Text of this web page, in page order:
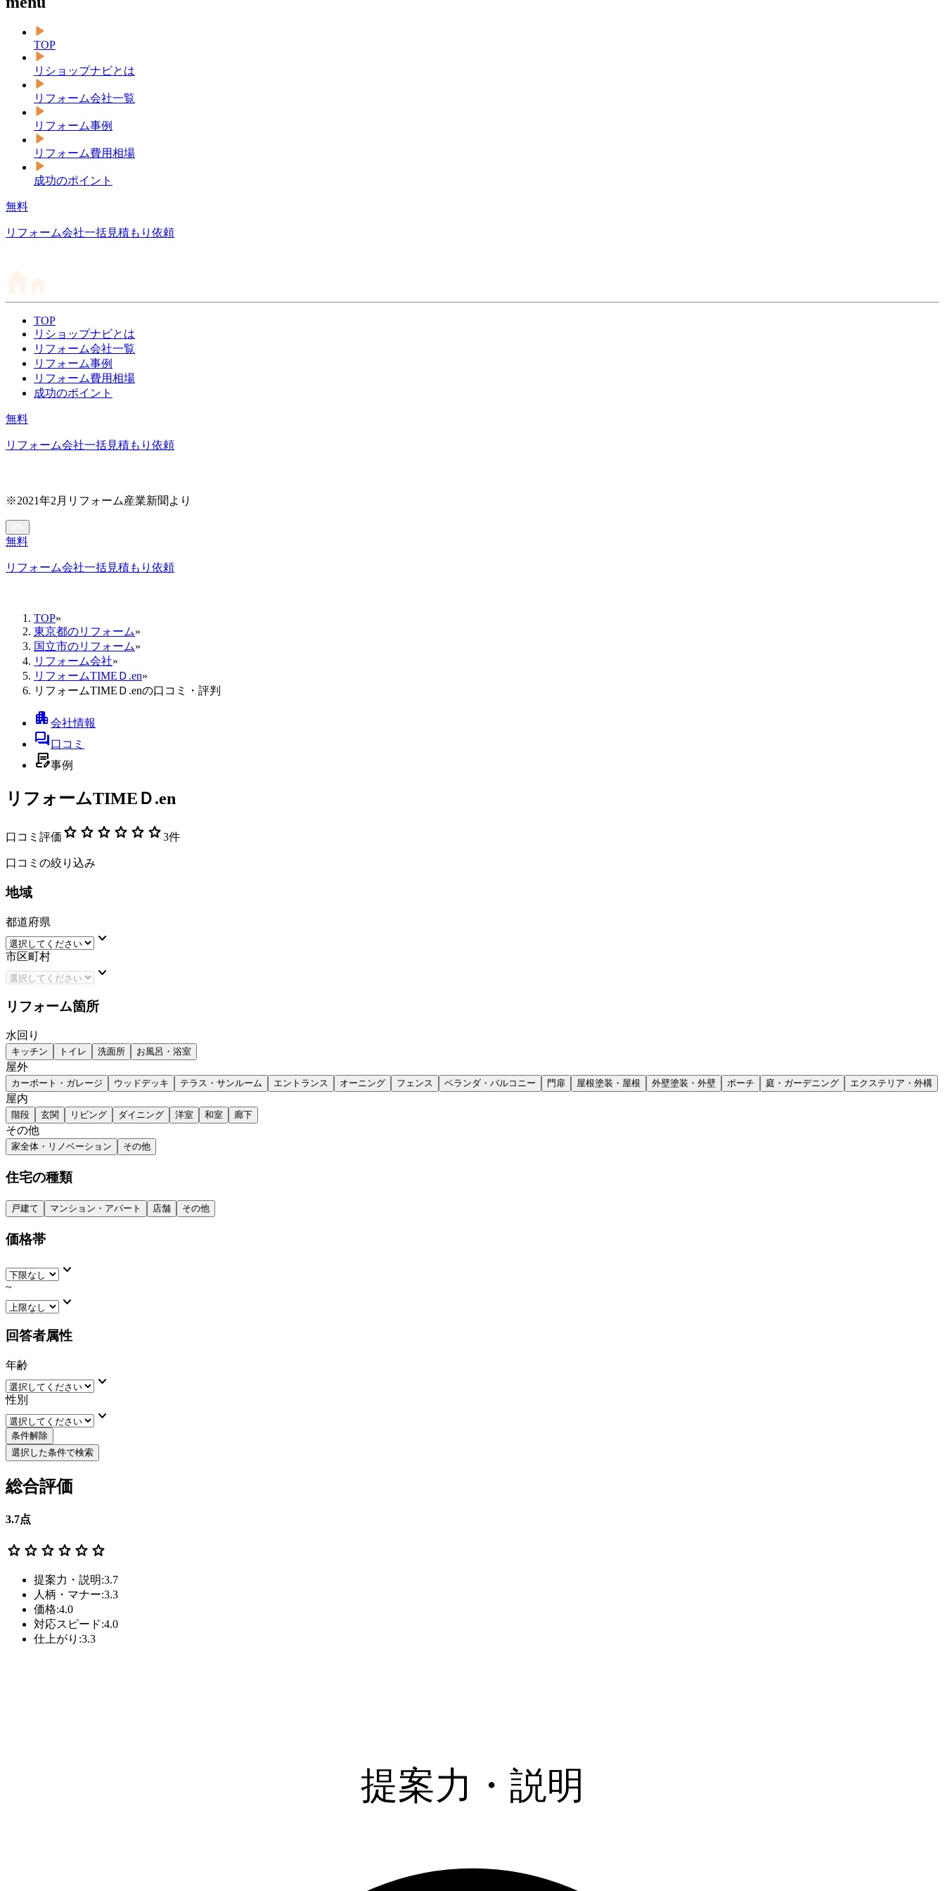
TOP
リショップナビとは
リフォーム会社一覧
リフォーム事例
リフォーム費用相場
成功のポイント
無料
リフォーム会社一括見積もり依頼
TOP
リショップナビとは
リフォーム会社一覧
リフォーム事例
リフォーム費用相場
成功のポイント
無料
リフォーム会社一括見積もり依頼
※2021年2月リフォーム産業新聞より
無料
リフォーム会社一括見積もり依頼
TOP»
東京都のリフォーム»
国立市のリフォーム»
リフォーム会社»
リフォームTIMEＤ.en»
リフォームTIMEＤ.enの口コミ・評判
apartment会社情報
forum口コミ
contract_edit事例
リフォームTIMEＤ.en
口コミ評価 star star star star star star3件
口コミの絞り込み
地域
都道府県
keyboard_arrow_down
市区町村
keyboard_arrow_down
リフォーム箇所
水回り
キッチン トイレ 洗面所 お風呂・浴室
屋外
カーポート・ガレージ ウッドデッキ テラス・サンルーム エントランス オーニング フェンス ベランダ・バルコニー 門扉 屋根塗装・屋根 外壁塗装・外壁 ポーチ 庭・ガーデニング エクステリア・外構
屋内
階段 玄関 リビング ダイニング 洋室 和室 廊下
その他
家全体・リノベーション その他
住宅の種類
戸建て マンション・アパート 店舗 その他
価格帯
keyboard_arrow_down
~
keyboard_arrow_down
回答者属性
年齢
keyboard_arrow_down
性別
keyboard_arrow_down
条件解除
選択した条件で検索
総合評価
3.7点
star star star star star star
提案力・説明:3.7
人柄・マナー:3.3
価格:4.0
対応スピード:4.0
仕上がり:3.3
提案力・説明